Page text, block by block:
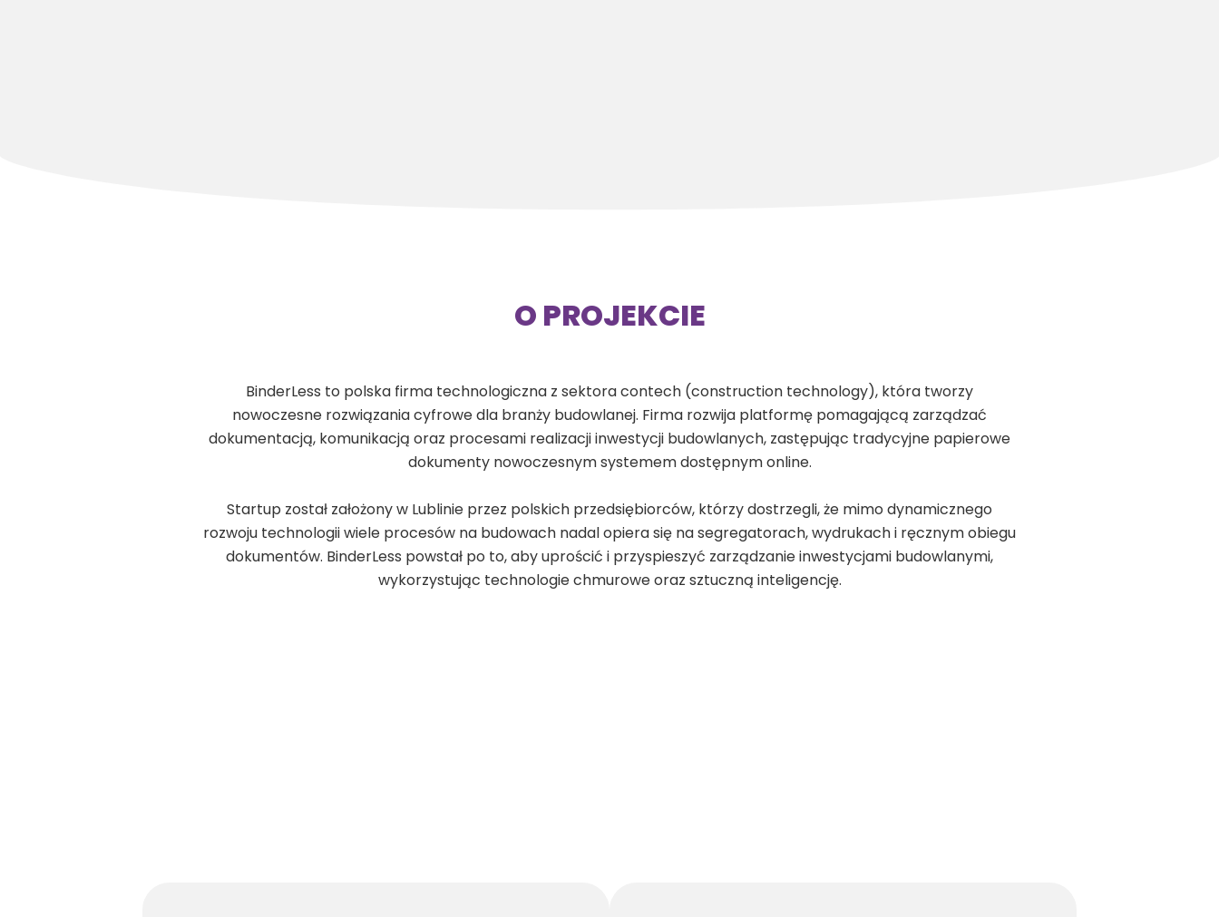
O PROJEKCIE
BinderLess to polska firma technologiczna z sektora contech (construction technology), która tworzy
nowoczesne rozwiązania cyfrowe dla branży budowlanej. Firma rozwija platformę pomagającą zarządzać
dokumentacją, komunikacją oraz procesami realizacji inwestycji budowlanych, zastępując tradycyjne papierowe
dokumenty nowoczesnym systemem dostępnym online.
Startup został założony w Lublinie przez polskich przedsiębiorców, którzy dostrzegli, że mimo dynamicznego
rozwoju technologii wiele procesów na budowach nadal opiera się na segregatorach, wydrukach i ręcznym obiegu
dokumentów. BinderLess powstał po to, aby uprościć i przyspieszyć zarządzanie inwestycjami budowlanymi,
wykorzystując technologie chmurowe oraz sztuczną inteligencję.